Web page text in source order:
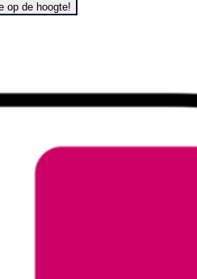
op de hoogte!